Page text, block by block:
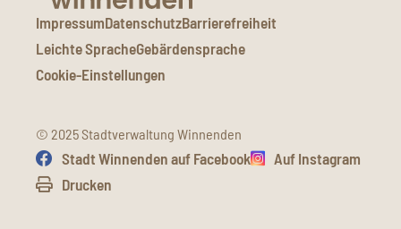
ImpressumDatenschutzBarrierefreiheit
Leichte SpracheGebärdensprache
Cookie-Einstellungen
© 2025 Stadtverwaltung Winnenden
Stadt Winnenden auf Facebook
Auf Instagram
Drucken